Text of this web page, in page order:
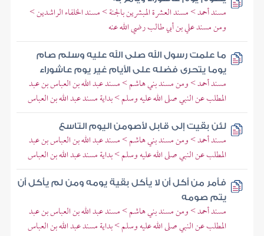
مسند أحمد > مسند العشرة المبشرين بالجنة > مسند الخلفاء الراشدين >
ومن مسند علي بن أبي طالب رضي الله عنه
ما علمت رسول الله صلى الله عليه وسلم صام
يوما يتحرى فضله على الأيام غير يوم عاشوراء
مسند أحمد > ومن مسند بني هاشم > مسند عبد الله بن العباس بن عبد
المطلب عن النبي صلى الله عليه وسلم > بداية مسند عبد الله بن العباس
لئن بقيت إلى قابل لأصومن اليوم التاسع
مسند أحمد > ومن مسند بني هاشم > مسند عبد الله بن العباس بن عبد
المطلب عن النبي صلى الله عليه وسلم > بداية مسند عبد الله بن العباس
فأمر من أكل أن لا يأكل بقية يومه ومن لم يأكل أن
يتم صومه
مسند أحمد > ومن مسند بني هاشم > مسند عبد الله بن العباس بن عبد
المطلب عن النبي صلى الله عليه وسلم > بداية مسند عبد الله بن العباس